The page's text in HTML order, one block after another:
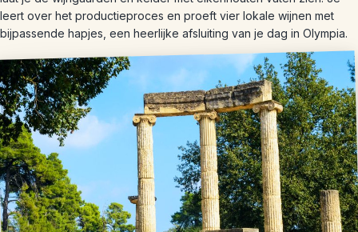
leert over het productieproces en proeft vier lokale wijnen met
bijpassende hapjes, een heerlijke afsluiting van je dag in Olympia.